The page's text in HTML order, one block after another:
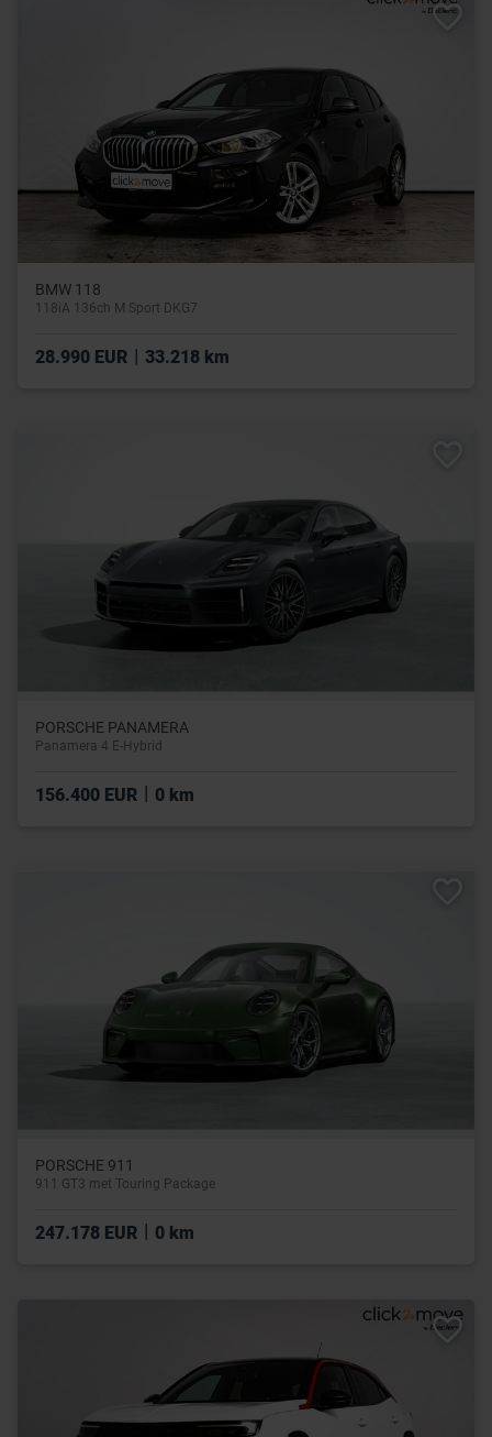
BMW 118
118iA 136ch M Sport DKG7
28.990 EUR | 33.218 km
PORSCHE PANAMERA
Panamera 4 E-Hybrid
156.400 EUR 0 km
PORSCHE 911
911 GT3 met Touring Package
247.178 EUR | 0 km